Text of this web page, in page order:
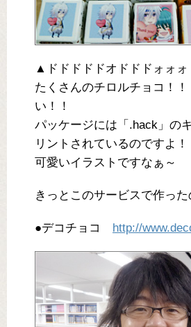
▲ドドドドドオドドドォォォ
たくさんのチロルチョコ！
い！！
パッケージには「.hack」の
リントされているのですよ！
可愛いイラストですなぁ～
きっとこのサービスで作った
●デコチョコ http://